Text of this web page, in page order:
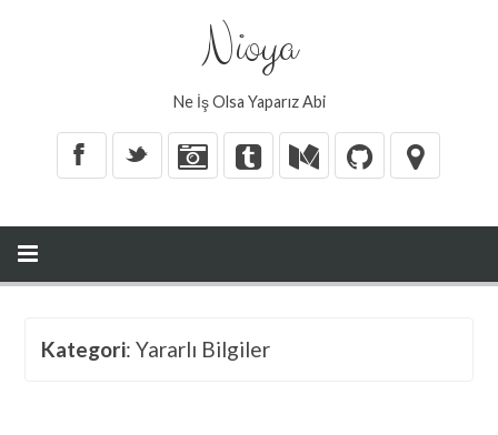
Nioya
Ne İş Olsa Yaparız Abi
X _
Kategori: Yararlı Bilgiler